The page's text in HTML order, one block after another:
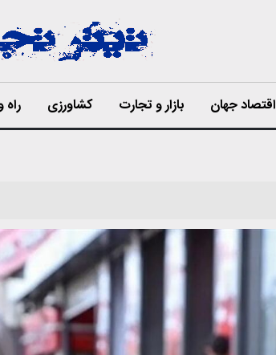
اقتصاد جهان بازار و تجارت کشاورزی